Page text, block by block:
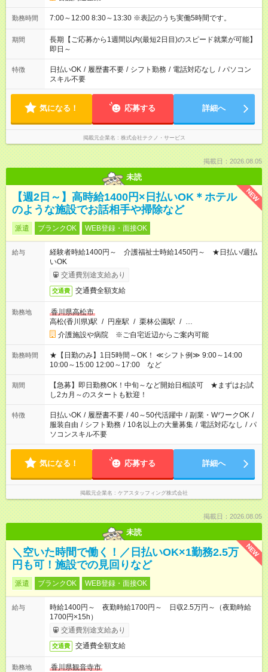
勤務時間 7:00～12:00 8:30～13:30 ※表記のうち実働5時間です。
期間
長期【ご応募から1週間以内(最短2日目)のスピード就業が可能】
即日～
特徴 日払いOK / 履歴書不要 / シフト勤務 / 電話対応なし / パソコン
スキル不要
気になる！ 応募する 詳細へ
掲載元企業名 株式会社テクノ・サービス
掲載日：2026.08.05
未読
NEW
【週2日～】高時給1400円×日払いOK＊ホテル
のような施設でお話相手や掃除など
派遣 ブランクOK WEB登録・面接OK
給与
経験者時給1400円～ 介護福祉士時給1450円～ ★日払い/週払
いOK
交通費別途支給あり
交通費 交通費全額支給
勤務地
香川県高松市
高松(香川県)駅 / 円座駅 / 栗林公園駅 / …
介護施設や病院 ※ご自宅近辺からご案内可能
勤務時間
★【日勤のみ】1日5時間～OK！ ≪シフト例≫ 9:00～14:00
10:00～15:00 12:00～17:00 など
期間
【急募】即日勤務OK！中旬～など開始日相談可 ★まずはお試
し2カ月～のスタートも歓迎！
特徴 日払いOK / 履歴書不要 / 40～50代活躍中 / 副業・WワークOK /
服装自由 / シフト勤務 / 10名以上の大量募集 / 電話対応なし / パ
ソコンスキル不要
気になる！ 応募する 詳細へ
掲載元企業名 ケアスタッフィング株式会社
掲載日：2026.08.05
未読
NEW
＼空いた時間で働く！／日払いOK×1勤務2.5万
円も可！施設での見回りなど
派遣 ブランクOK WEB登録・面接OK
給与
時給1400円～ 夜勤時給1700円～ 日収2.5万円～（夜勤時給
1700円×15h）
交通費別途支給あり
交通費 交通費全額支給
勤務地
香川県観音寺市